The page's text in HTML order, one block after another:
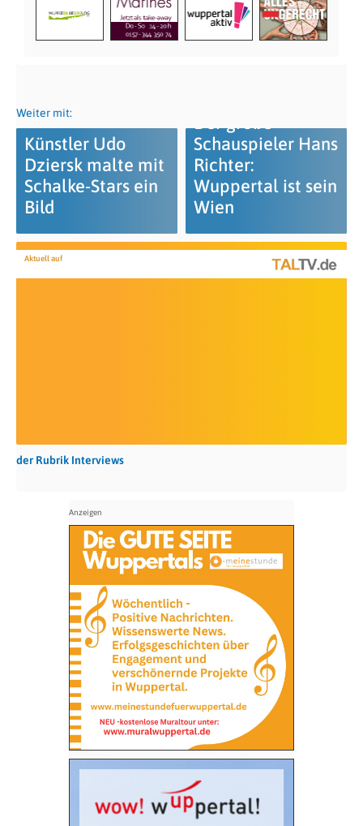
Weiter mit:
Künstler Udo
Dziersk malte mit
Schalke-Stars ein
Bild
Der große
Schauspieler Hans
Richter:
Wuppertal ist sein
Wien
Aktuell auf
der Rubrik Interviews